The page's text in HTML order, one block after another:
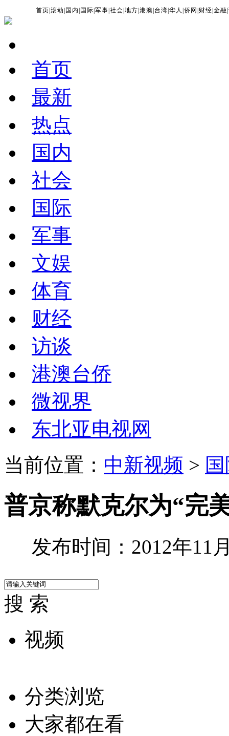
首页 |滚动 国内 国际 |军事 |社会 |地方 |港澳 台湾 |华人 |侨网 财经 |金融 |
首页
最新
热点
国内
社会
国际
军事
文娱
体育
财经
访谈
港澳台侨
微视界
东北亚电视网
当前位置： 中新视频 >
普京称默克尔为“完
发布时间：2012年11
搜 索
视频
分类浏览
大家都在看